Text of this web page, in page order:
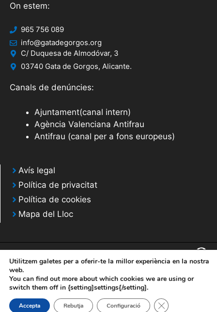
On estem:
965 756 089
info@gatadegorgos.org
C/ Duquesa de Almodóvar, 3
03740 Gata de Gorgos, Alicante.
Canals de denúncies:
Ajuntament(canal intern)
Agència Valenciana Antifrau
Antifrau (canal per a fons europeus)
Avís legal
Política de privacitat
Política de cookies
Mapa del Lloc
© 2020 Web desarrollada por el Servicio de Informática de Diputación de
Alicante
Utilitzem galetes per a oferir-te la millor experiència en la nostra
web.
You can find out more about which cookies we are using or
switch them off in {setting]settings{/setting].
Accepta Rebutja Configuració Tanca el bàner de